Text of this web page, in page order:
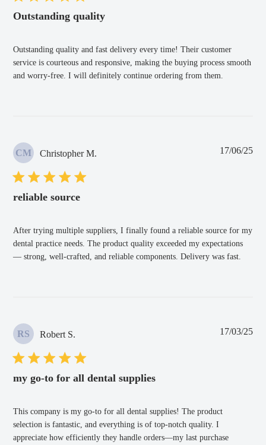
Outstanding quality
Outstanding quality and fast delivery every time! Their customer
service is courteous and responsive, making the buying process smooth
and worry-free. I will definitely continue ordering from them.
CM Christopher M.
reliable source
After trying multiple suppliers, I finally found a reliable source for my
dental practice needs. The product quality exceeded my expectations
— strong, well-crafted, and reliable components. Delivery was fast.
17/06/25
RS Robert S.
my go-to for all dental supplies
This company is my go-to for all dental supplies! The product
selection is fantastic, and everything is of top-notch quality. I
appreciate how efficiently they handle orders—my last purchase
17/03/25